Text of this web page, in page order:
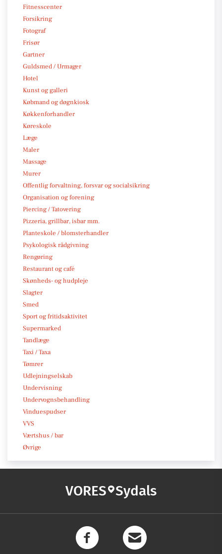
Fitnesscenter
Forsikring
Fotograf
Frisør
Gartner
Guldsmed / Urmager
Hotel
Kunst og galleri
Købmand og døgnkiosk
Køkkenforhandler
Køreskole
Læge
Maler
Massage
Murer
Offentlig forvaltning, forsvar og socialsikring
Organisation og forening
Piercing / Tatovering
Pizzeria, grillbar, isbar mm.
Planteskole / blomsterhandler
Psykologisk rådgivning
Rengøring
Restaurant og café
Skønheds- og hudpleje
Slagter
Smed
Sport og fritidsaktivitet
Supermarked
Tandlæge
Taxi / Taxa
Tømrer
Udlejningselskab
Undervisning
Undervognsbehandling
Vinduespudser
VVS
Værtshus / bar
Øvrige
VORES Sydals